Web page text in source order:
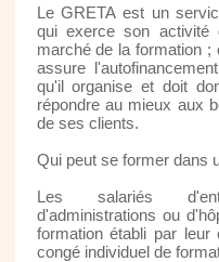
Le GRETA est un
qui exerce son activité
marché de la formation ;
assure
qu'il organise et doit
répondre au mieux aux
de ses clients.
Qui peut se former dans
Les salariés
d'administrations ou
formation établi par
congé individuel de